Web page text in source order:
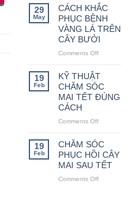
DIỆT
SÙNG
ĐẤT
ĐỂ
BẢO
TRỒNG
ĐƠN
GIẢN
29
May
CÁCH KHẮC
PHỤC BỆNH
VÀNG LÁ TRÊN
CÂY BƯỞI
Comments Off
KHẮC
PHỤC
BỆNH
VÀNG
BƯỞI
19
Feb
KỸ THUẬT
CHĂM SÓC
MAI TẾT ĐÚNG
CÁCH
Comments Off
THUẬT
CHĂM
SÓC
MAI
19
Feb
CHĂM SÓC
PHỤC HỒI CÂY
MAI SAU TẾT
Comments Off